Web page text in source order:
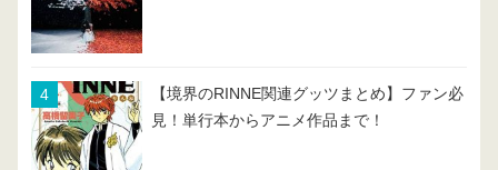
【境界のRINNE関連グッツまとめ】ファン必
見！単行本からアニメ作品まで！